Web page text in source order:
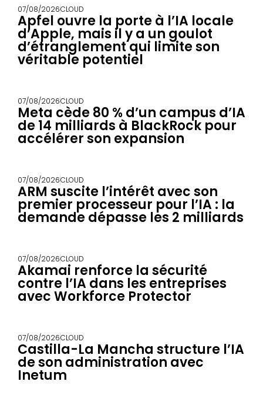
07/08/2026CLOUD
Apfel ouvre la porte à l’IA locale
d’Apple, mais il y a un goulot
d’étranglement qui limite son
véritable potentiel
07/08/2026CLOUD
Meta cède 80 % d’un campus d’IA
de 14 milliards à BlackRock pour
accélérer son expansion
07/08/2026CLOUD
ARM suscite l’intérêt avec son
premier processeur pour l’IA : la
demande dépasse les 2 milliards
07/08/2026CLOUD
Akamai renforce la sécurité
contre l’IA dans les entreprises
avec Workforce Protector
07/08/2026CLOUD
Castilla-La Mancha structure l’IA
de son administration avec
Inetum